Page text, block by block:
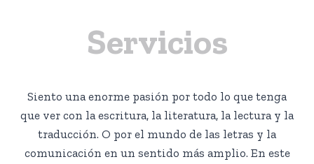
Servicios
Siento una enorme pasión por todo lo que tenga
que ver con la escritura, la literatura, la lectura y la
traducción. O por el mundo de las letras y la
comunicación en un sentido más amplio. En este